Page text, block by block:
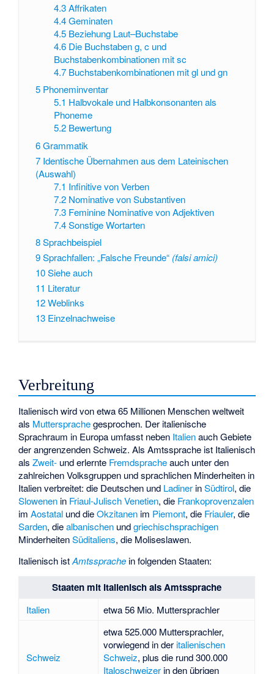
4.3 Affrikaten
4.4 Geminaten
4.5 Beziehung Laut–Buchstabe
4.6 Die Buchstaben g, c und
Buchstabenkombinationen mit sc
4.7 Buchstabenkombinationen mit gl und gn
5 Phoneminventar
5.1 Halbvokale und Halbkonsonanten als
Phoneme
5.2 Bewertung
6Grammatik
7 Identische Übernahmen aus dem Lateinischen
(Auswahl)
7.1 Infinitive von Verben
7.2 Nominative von Substantiven
7.3 Feminine Nominative von Adjektiven
7.4 Sonstige Wortarten
8Sprachbeispiel
9Sprachfallen: „Falsche Freunde“ (falsi amici)
10Siehe auch
11 Literatur
12Weblinks
13 Einzelnachweise
Verbreitung
Italienisch wird von etwa 65 Millionen Menschen weltweit
als Muttersprachegesprochen. Der italienische
Sprachraum in Europa umfasst neben Italienauch Gebiete
der angrenzenden Schweiz. Als Amtssprache ist Italienisch
alsZweit- und erlernte Fremdspracheauch unter den
zahlreichen Volksgruppen und sprachlichen Minderheiten in
Italien verbreitet: die Deutschen und Ladiner inSüdtirol, die
Slowenen in Friaul-Julisch Venetien, die Frankoprovenzalen
imAostatal und dieOkzitanen im Piemont, die Friauler, die
Sarden, diealbanischen undgriechischsprachigen
MinderheitenSüditaliens, die Moliseslawen.
Italienisch istAmtssprache in folgenden Staaten:
Staaten mit Italienisch als Amtssprache
Italien etwa 56 Mio. Muttersprachler
Schweiz
etwa 525.000 Muttersprachler,
vorwiegend in der italienischen
Schweiz, plus die rund 300.000
Italoschweizerin den übrigen